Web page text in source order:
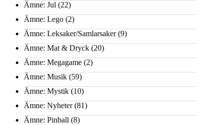
Ämne: Jul (22)
Ämne: Lego (2)
Ämne: Leksaker/Samlarsaker(9)
Ämne: Mat & Dryck (20)
Ämne: Megagame (2)
Ämne: Musik (59)
Ämne: Mystik (10)
Ämne: Nyheter(81)
Ämne: Pinball (8)